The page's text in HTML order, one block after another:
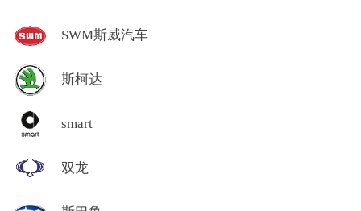
SWM斯威汽车
斯柯达
smart
双龙